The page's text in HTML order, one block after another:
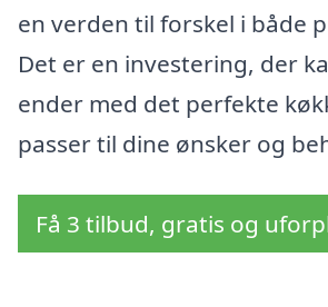
en verden til forskel i både
Det er en investering, der
ender med det perfekte
passer til dine ønsker og
Få 3 tilbud, gratis og